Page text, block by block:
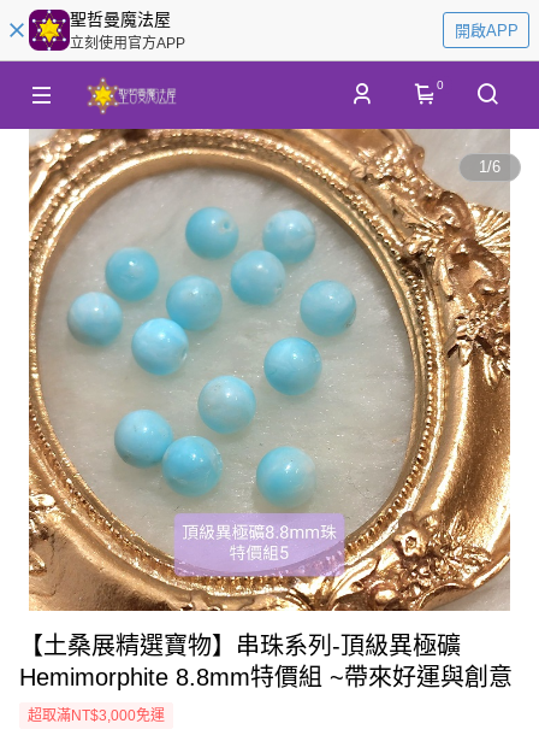
聖哲曼魔法屋
立刻使用官方APP
開啟APP
0
1/6
【土桑展精選寶物】串珠系列-頂級異極礦
Hemimorphite 8.8mm特價組 ~帶來好運與創意
超取滿NT$3,000免運